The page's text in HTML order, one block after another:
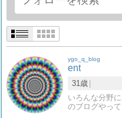
ygo_q_blog
ent
31歳
いろんな分野
のブログやって